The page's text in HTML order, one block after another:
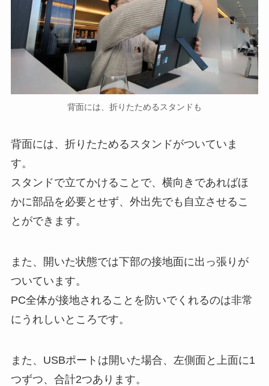
背面には、折りたためるスタンドも
背面には、折りたためるスタンドがついていま
す。
スタンドで立てかけることで、横向きであればほ
かに部品を必要とせず、外出先でも自立させるこ
とができます。
また、開いた状態では下部の接地面に出っ張りが
ついています。
PC全体が接地されることを防いでくれるのは非常
にうれしいところです。
また、USBポートは開いた場合、左側面と上面に1
つずつ、合計2つあります。